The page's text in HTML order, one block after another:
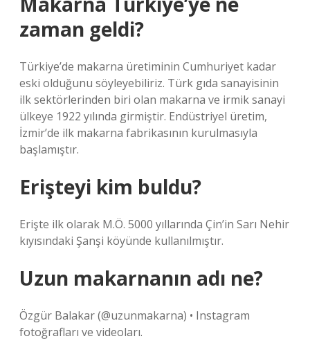
zaman geldi?
Türkiye’de makarna üretiminin Cumhuriyet kadar
eski olduğunu söyleyebiliriz. Türk gıda sanayisinin
ilk sektörlerinden biri olan makarna ve irmik sanayi
ülkeye 1922 yılında girmiştir. Endüstriyel üretim,
İzmir’de ilk makarna fabrikasının kurulmasıyla
başlamıştır.
Erişteyi kim buldu?
Erişte ilk olarak M.Ö. 5000 yıllarında Çin’in Sarı Nehir
kıyısındaki Şanşi köyünde kullanılmıştır.
Uzun makarnanın adı ne?
Özgür Balakar (@uzunmakarna) • Instagram
fotoğrafları ve videoları.